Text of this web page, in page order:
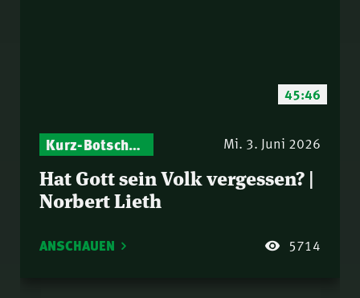
45:46
Israel – Biblische Perspektiven & aktuelle Einordnungen
Kurz-Botschaften – Biblische Impulse mit Zukunft im Blick Mi. 3. Juni 2026
Hat Gott sein Volk vergessen? |
Norbert Lieth
ANSCHAUEN 5714